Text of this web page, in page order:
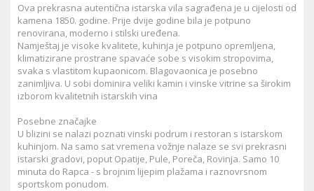
Ova prekrasna autentična istarska vila sagrađena je u cijelosti od
kamena 1850. godine. Prije dvije godine bila je potpuno
renovirana, moderno i stilski uređena.
Namještaj je visoke kvalitete, kuhinja je potpuno opremljena,
klimatizirane prostrane spavaće sobe s visokim stropovima,
svaka s vlastitom kupaonicom. Blagovaonica je posebno
zanimljiva. U sobi dominira veliki kamin i vinske vitrine sa širokim
izborom kvalitetnih istarskih vina
Posebne značajke
U blizini se nalazi poznati vinski podrum i restoran s istarskom
kuhinjom. Na samo sat vremena vožnje nalaze se svi prekrasni
istarski gradovi, poput Opatije, Pule, Poreča, Rovinja. Samo 10
minuta do Rapca - s brojnim lijepim plažama i raznovrsnom
sportskom ponudom.